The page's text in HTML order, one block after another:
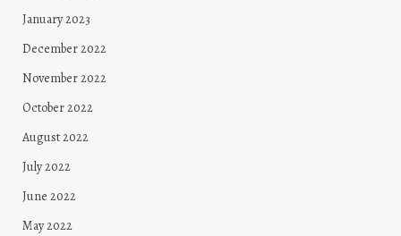
January 2023
December 2022
November 2022
October 2022
August 2022
July 2022
June 2022
May 2022